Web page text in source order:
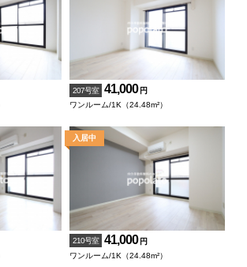
207号室 41,000 円
ワンルーム/1K（24.48m²）
210号室 41,000 円
ワンルーム/1K（24.48m²）